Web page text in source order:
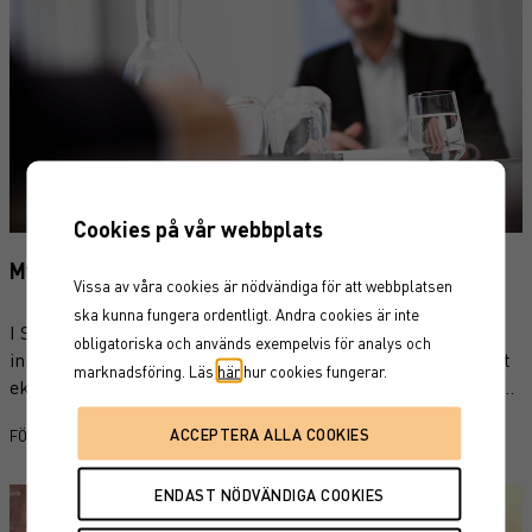
Mycket att vinna på finansiell rådgivning
I Sverige sparar de flesta i fonder. Med premiepensionen
inräknat sparar i stort sett alla vuxna svenskar i fonder. Det
ekonomiska självförtroendet är förhållandevis högt – enligt
Finansinspektionens undersökningar anser nästan hälften av
svenskarna att de har goda kunskaper om sin privatekonomi.
Men självförtroende är inte samma sak som självdisciplin,
särskilt inte när marknaden skakar.
FÖRMÖGENHETSRÅDGIVNING|PRIVATE BANKING
Cookies på vår webbplats
Vissa av våra cookies är nödvändiga för att webbplatsen
ska kunna fungera ordentligt. Andra cookies är inte
obligatoriska och används exempelvis för analys och
marknadsföring. Läs här hur cookies fungerar.